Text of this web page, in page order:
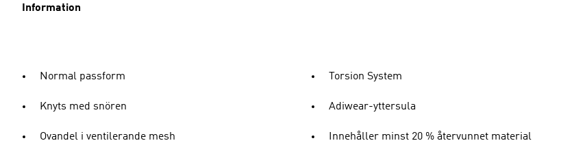
Information
Normal passform
Knyts med snören
Ovandel i ventilerande mesh
Torsion System
Adiwear-yttersula
Innehåller minst 20 % återvunnet material